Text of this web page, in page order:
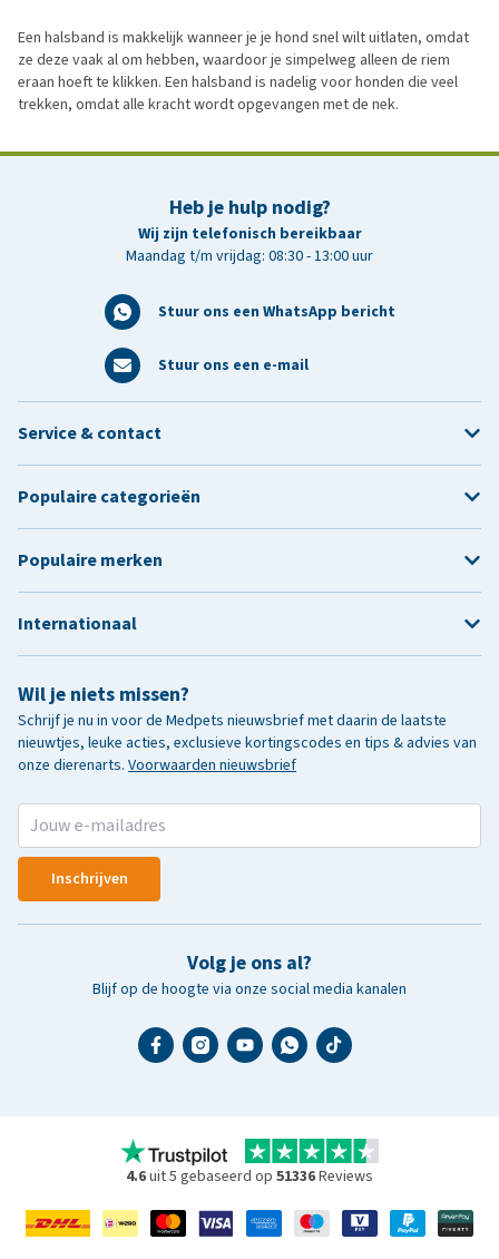
Een halsband is makkelijk wanneer je je hond snel wilt uitlaten, omdat
ze deze vaak al om hebben, waardoor je simpelweg alleen de riem
eraan hoeft te klikken. Een halsband is nadelig voor honden die veel
trekken, omdat alle kracht wordt opgevangen met de nek.
Heb je hulp nodig?
Wij zijn telefonisch bereikbaar
Maandag t/m vrijdag: 08:30 - 13:00 uur
Stuur ons een WhatsApp bericht
Stuur ons een e-mail
Wil je niets missen?
Schrijf je nu in voor de Medpets nieuwsbrief met daarin de laatste
nieuwtjes, leuke acties, exclusieve kortingscodes en tips & advies van
onze dierenarts. Voorwaarden nieuwsbrief
Inschrijven
Volg je ons al?
Blijf op de hoogte via onze social media kanalen
Service & contact
Populaire categorieën
Populaire merken
Internationaal
4.6uit 5 gebaseerd op 51336Reviews